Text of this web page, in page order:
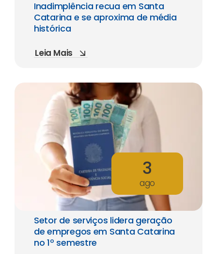
Inadimplência recua em Santa
Catarina e se aproxima de média
histórica
Leia Mais
3
ago
Setor de serviços lidera geração
de empregos em Santa Catarina
no 1º semestre